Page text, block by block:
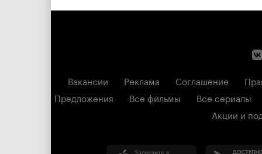
Вакансии Реклама Соглашение
Предложения
Все фильмы
Все сериалы
Акции и